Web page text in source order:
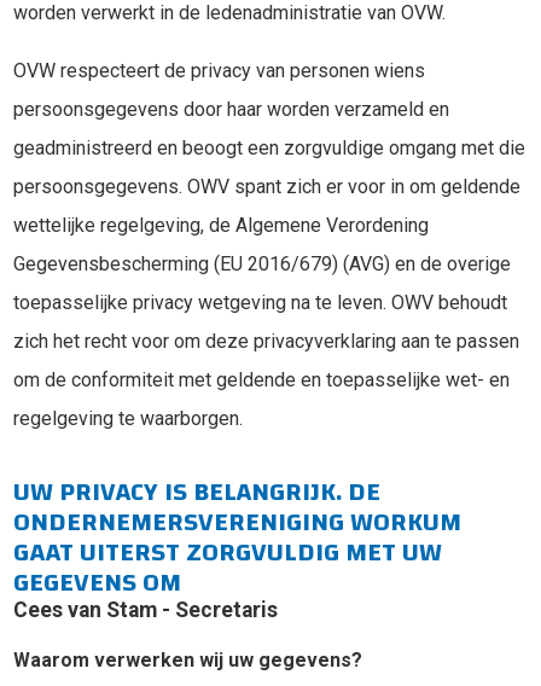
worden verwerkt in de ledenadministratie van OVW.
OVW respecteert de privacy van personen wiens
persoonsgegevens door haar worden verzameld en
geadministreerd en beoogt een zorgvuldige omgang met die
persoonsgegevens. OWV spant zich er voor in om geldende
wettelijke regelgeving, de Algemene Verordening
Gegevensbescherming (EU 2016/679) (AVG) en de overige
toepasselijke privacy wetgeving na te leven. OWV behoudt
zich het recht voor om deze privacyverklaring aan te passen
om de conformiteit met geldende en toepasselijke wet- en
regelgeving te waarborgen.
UW PRIVACY IS BELANGRIJK. DE
ONDERNEMERSVERENIGING WORKUM
GAAT UITERST ZORGVULDIG MET UW
GEGEVENS OM
Cees van Stam - Secretaris
Waarom verwerken wij uw gegevens?